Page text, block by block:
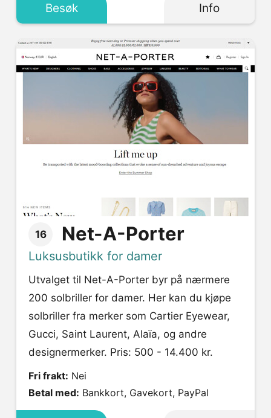
Besøk Info
16 Net-A-Porter
Luksusbutikk for damer
Utvalget til Net-A-Porter byr på nærmere
200 solbriller for damer. Her kan du kjøpe
solbriller fra merker som Cartier Eyewear,
Gucci, Saint Laurent, Alaïa, og andre
designermerker. Pris: 500 - 14.400 kr.
Fri frakt: Nei
Betal med: Bankkort, Gavekort, PayPal